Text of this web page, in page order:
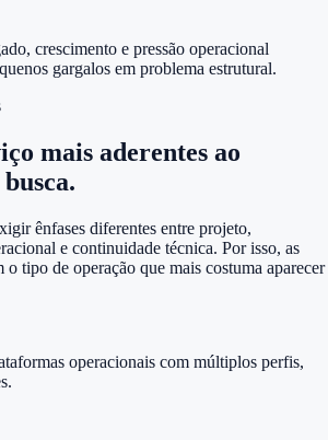
crescimento e pressão operacional
gargalos em problema estrutural.
mais aderentes ao
ênfases diferentes entre projeto,
e continuidade técnica. Por isso, as
tipo de operação que mais costuma aparecer
operacionais com múltiplos perfis,